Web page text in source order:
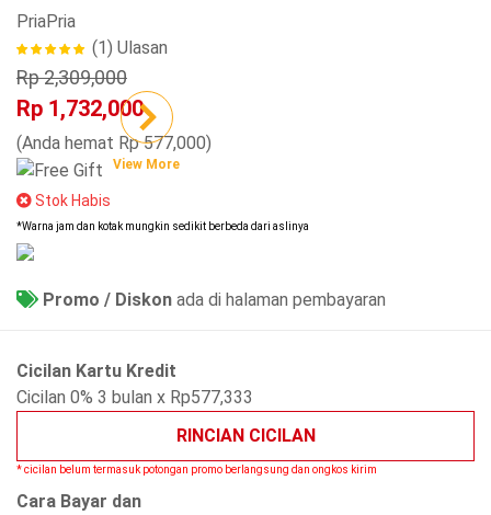
PriaPria
(1) Ulasan
Rp 2,309,000
Rp 1,732,000
(Anda hemat Rp 577,000)
Stok Habis
*Warna jam dan kotak mungkin sedikit berbeda dari aslinya
Promo / Diskon ada di halaman pembayaran
Cicilan Kartu Kredit
Cicilan 0% 3 bulan x Rp577,333
RINCIAN CICILAN
* cicilan belum termasuk potongan promo berlangsung dan ongkos kirim
Cara Bayar dan
View More